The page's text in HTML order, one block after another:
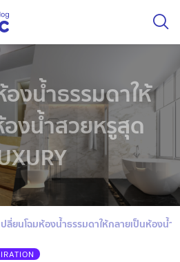
งน้ำธรรมดาให้
งน้ำสวยหรูสุด
ปลี่ยนโฉมห้องน้ำธรรมดาให้กลายเป็นห้องน้ำ